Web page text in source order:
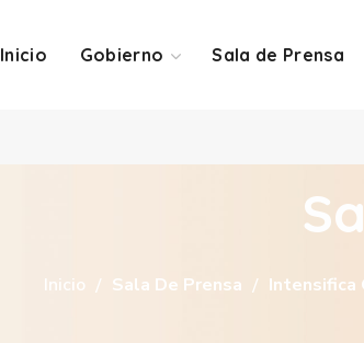
Inicio Gobierno Sala de Prensa
Inicio Sala De Prensa Intensifica